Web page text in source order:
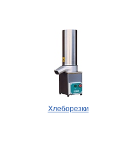
Хлеборезки